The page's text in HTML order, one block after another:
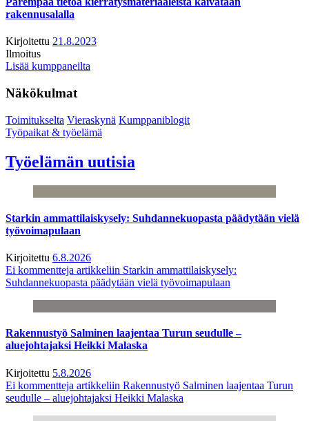
rakennusalalla
Kirjoitettu 21.8.2023
Ilmoitus
Lisää kumppaneilta
Näkökulmat
Toimitukselta Vieraskynä Kumppaniblogit
Työpaikat & työelämä
Työelämän uutisia
Starkin ammattilaiskysely: Suhdannekuopasta päädytään vielä
työvoimapulaan
Kirjoitettu 6.8.2026
Ei kommentteja artikkeliin Starkin ammattilaiskysely:
Suhdannekuopasta päädytään vielä työvoimapulaan
Rakennustyö Salminen laajentaa Turun seudulle –
aluejohtajaksi Heikki Malaska
Kirjoitettu 5.8.2026
Ei kommentteja artikkeliin Rakennustyö Salminen laajentaa Turun
seudulle – aluejohtajaksi Heikki Malaska